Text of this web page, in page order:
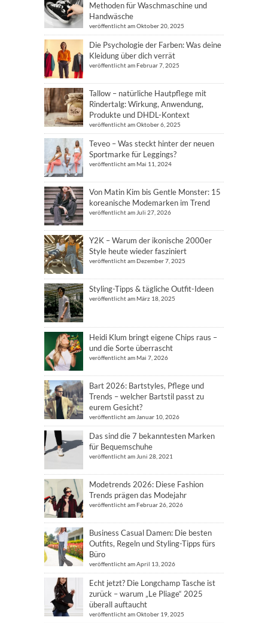
Methoden für Waschmaschine und
Handwäsche
veröffentlicht am Oktober 20, 2025
Die Psychologie der Farben: Was deine
Kleidung über dich verrät
veröffentlicht am Februar 7, 2025
Tallow – natürliche Hautpflege mit
Rindertalg: Wirkung, Anwendung,
Produkte und DHDL-Kontext
veröffentlicht am Oktober 6, 2025
Teveo – Was steckt hinter der neuen
Sportmarke für Leggings?
veröffentlicht am Mai 11, 2024
Von Matin Kim bis Gentle Monster: 15
koreanische Modemarken im Trend
veröffentlicht am Juli 27, 2026
Y2K – Warum der ikonische 2000er
Style heute wieder fasziniert
veröffentlicht am Dezember 7, 2025
Styling-Tipps & tägliche Outfit-Ideen
veröffentlicht am März 18, 2025
Heidi Klum bringt eigene Chips raus –
und die Sorte überrascht
veröffentlicht am Mai 7, 2026
Bart 2026: Bartstyles, Pflege und
Trends – welcher Bartstil passt zu
eurem Gesicht?
veröffentlicht am Januar 10, 2026
Das sind die 7 bekanntesten Marken
für Bequemschuhe
veröffentlicht am Juni 28, 2021
Modetrends 2026: Diese Fashion
Trends prägen das Modejahr
veröffentlicht am Februar 26, 2026
Business Casual Damen: Die besten
Outfits, Regeln und Styling-Tipps fürs
Büro
veröffentlicht am April 13, 2026
Echt jetzt? Die Longchamp Tasche ist
zurück – warum „Le Pliage“ 2025
überall auftaucht
veröffentlicht am Oktober 19, 2025